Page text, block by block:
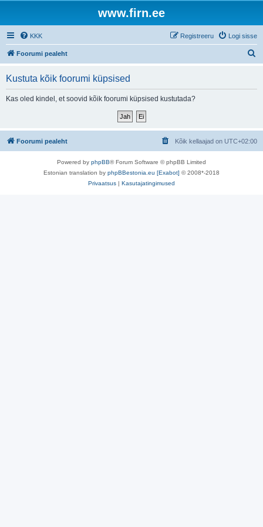
www.firn.ee
KKK Logi sisse
Registreeru
Foorumi pealeht
Kustuta kõik foorumi küpsised
Kas oled kindel, et soovid kõik foorumi küpsised kustutada?
Foorumi pealeht Kõik kellaajad on UTC+02:00
Powered by phpBB® Forum Software © phpBB Limited
Estonian translation by phpBBestonia.eu [Exabot] © 2008*-2018
Privaatsus | Kasutajatingimused